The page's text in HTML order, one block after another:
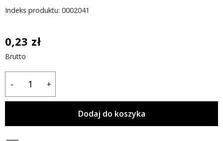
Indeks produktu: 0002041
0,23 zł
Brutto
- +
Dodaj do koszyka